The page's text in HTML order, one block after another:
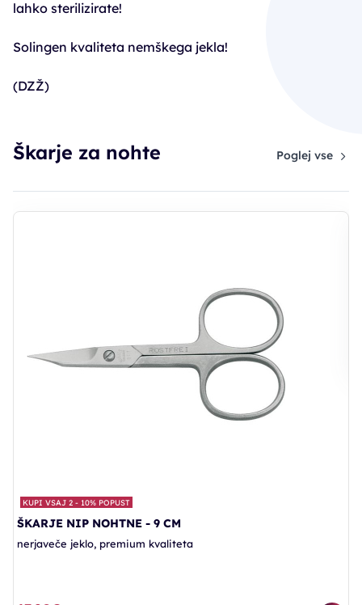
lahko sterilizirate!
Solingen kvaliteta nemškega jekla!
(DZŽ)
Škarje za nohte Poglej vse
KUPI VSAJ 2 - 10% POPUST
ŠKARJE NIP NOHTNE - 9 CM
nerjaveče jeklo, premium kvaliteta